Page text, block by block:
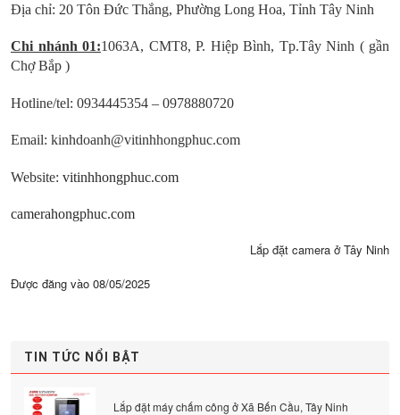
Địa chỉ: 20 Tôn Đức Thắng, Phường Long Hoa, Tỉnh Tây Ninh
Chi nhánh 01:1063A, CMT8, P. Hiệp Bình, Tp.Tây Ninh ( gần
Chợ Bắp )
Hotline/tel: 0934445354 – 0978880720
Email: kinhdoanh@vitinhhongphuc.com
Website: vitinhhongphuc.com
camerahongphuc.com
Lắp đặt camera ở Tây Ninh
Được đăng vào 08/05/2025
TIN TỨC NỔI BẬT
Lắp đặt máy chấm công ở Xã Bến Cầu, Tây Ninh